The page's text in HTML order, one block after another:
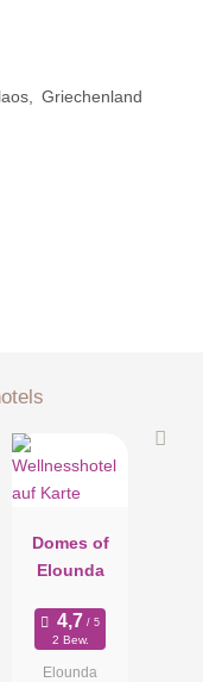
Griechenland
Domes of
Elounda
2 Bew.
Elounda